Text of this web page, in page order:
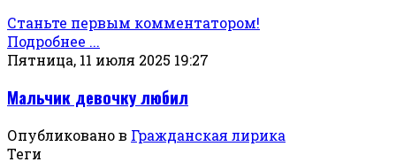
Станьте первым комментатором!
Подробнее ...
Пятница, 11 июля 2025 19:27
Мальчик девочку любил
Опубликовано в Гражданская лирика
Теги